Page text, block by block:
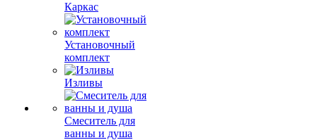
Каркас
Установочный
комплект
Изливы
Смеситель для
ванны и душа